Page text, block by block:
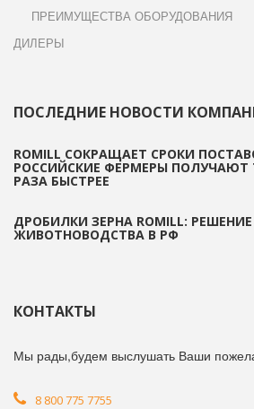
ПРЕИМУЩЕСТВА ОБОРУДОВАНИЯ
ДИЛЕРЫ
ПОСЛЕДНИЕ НОВОСТИ
ROMILL СОКРАЩАЕТ СРОКИ
РОССИЙСКИЕ ФЕРМЕРЫ ПОЛУЧАЮТ
РАЗА БЫСТРЕЕ
ДРОБИЛКИ ЗЕРНА ROMILL:
ЖИВОТНОВОДСТВА В РФ
КОНТАКТЫ
Мы рады,будем выслушать Ваши
8 800 775 7755